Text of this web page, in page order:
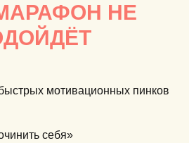
НЕ
мотивационных пинков
себя»